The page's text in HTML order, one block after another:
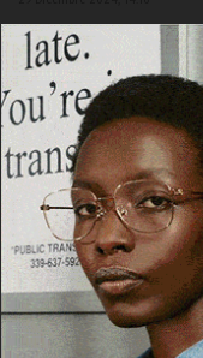
ALÀ DEI SARDI | 29
Sardi si rinnova il
vecchio…